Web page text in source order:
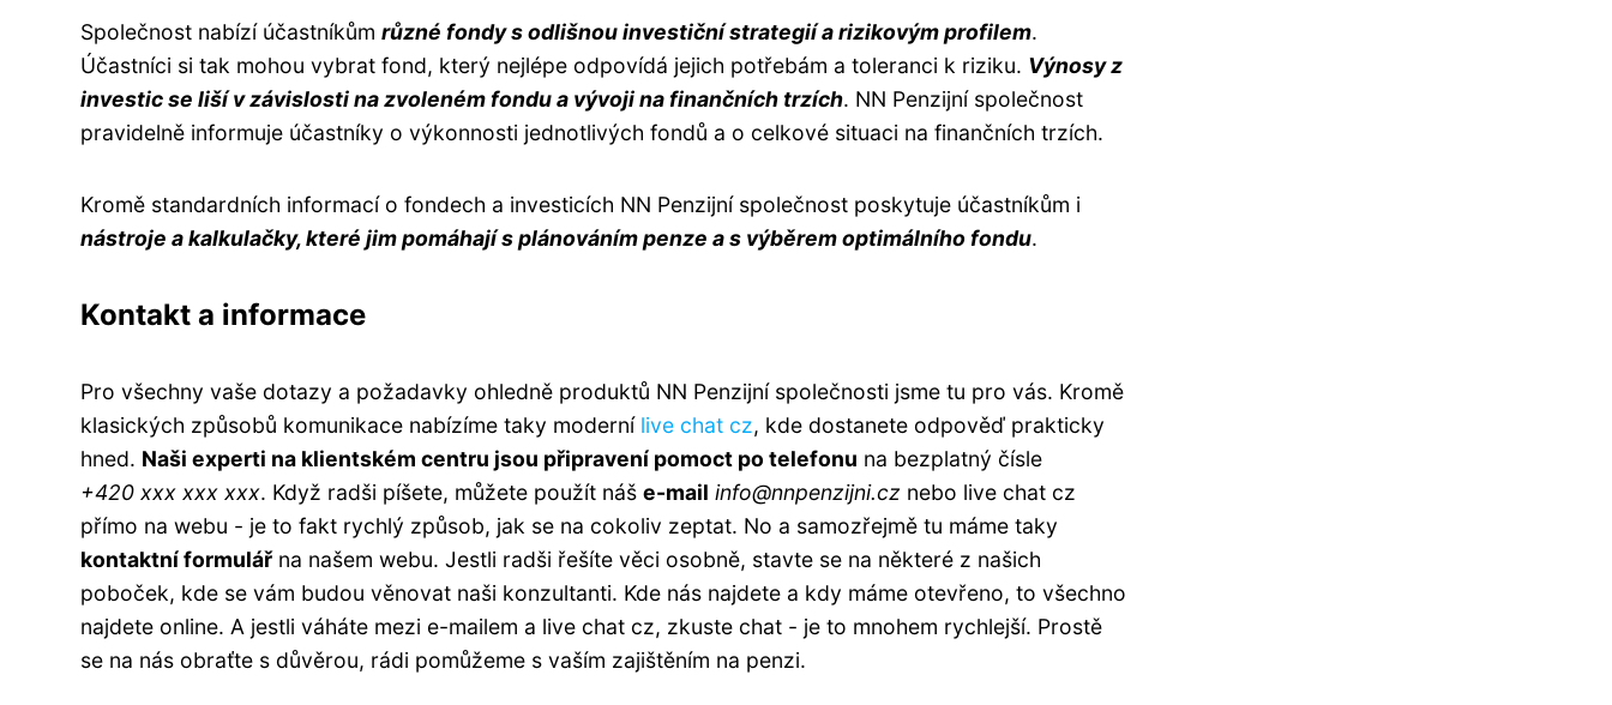
Společnost nabízí účastníkům různé fondy s odlišnou investiční strategií a rizikovým profilem.
Účastníci si tak mohou vybrat fond, který nejlépe odpovídá jejich potřebám a toleranci k riziku. Výnosy z
investic se liší v závislosti na zvoleném fondu a vývoji na finančních trzích. NN Penzijní společnost
pravidelně informuje účastníky o výkonnosti jednotlivých fondů a o celkové situaci na finančních trzích.
Kromě standardních informací o fondech a investicích NN Penzijní společnost poskytuje účastníkům i
nástroje a kalkulačky, které jim pomáhají s plánováním penze a s výběrem optimálního fondu.
Kontakt a informace
Pro všechny vaše dotazy a požadavky ohledně produktů NN Penzijní společnosti jsme tu pro vás. Kromě
klasických způsobů komunikace nabízíme taky moderní live chat cz, kde dostanete odpověď prakticky
hned. Naši experti na klientském centru jsou připravení pomoct po telefonu na bezplatný čísle
+420 xxx xxx xxx. Když radši píšete, můžete použít náš e-mail info@nnpenzijni.cz nebo live chat cz
přímo na webu - je to fakt rychlý způsob, jak se na cokoliv zeptat. No a samozřejmě tu máme taky
kontaktní formulářna našem webu. Jestli radši řešíte věci osobně, stavte se na některé z našich
poboček, kde se vám budou věnovat naši konzultanti. Kde nás najdete a kdy máme otevřeno, to všechno
najdete online. A jestli váháte mezi e-mailem a live chat cz, zkuste chat - je to mnohem rychlejší. Prostě
se na nás obraťte s důvěrou, rádi pomůžeme s vaším zajištěním na penzi.